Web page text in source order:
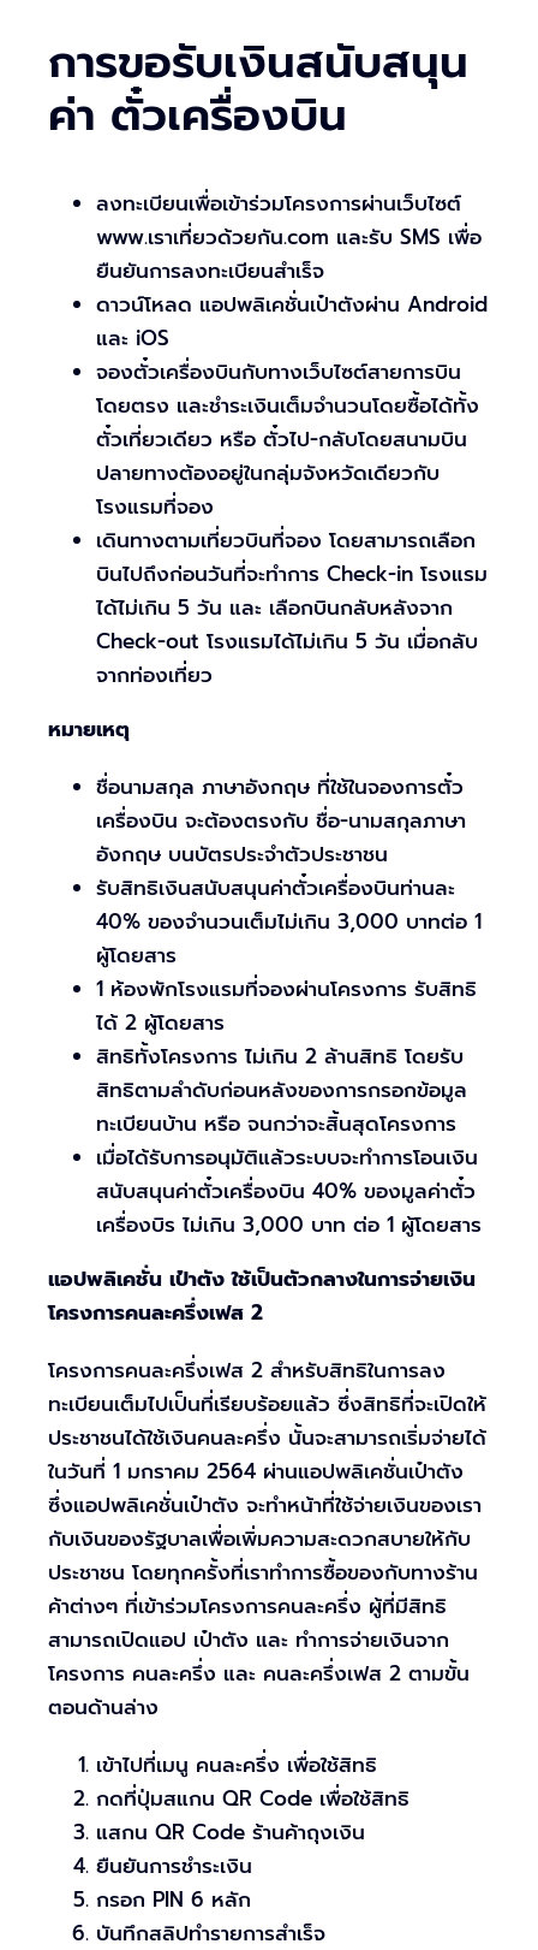
การขอรับเงินสนับสนุน
ค่า ตั๋วเครื่องบิน
ลงทะเบียนเพื่อเข้าร่วมโครงการผ่านเว็บไซต์
www.เราเที่ยวด้วยกัน.com และรับ SMS เพื่อ
ยืนยันการลงทะเบียนสำเร็จ
ดาวน์โหลด แอปพลิเคชั่นเป๋าตังผ่าน Android
และ iOS
จองตั๋วเครื่องบินกับทางเว็บไซต์สายการบิน
โดยตรง และชำระเงินเต็มจำนวนโดยซื้อได้ทั้ง
ตั๋วเที่ยวเดียว หรือ ตั๋วไป-กลับโดยสนามบิน
ปลายทางต้องอยู่ในกลุ่มจังหวัดเดียวกับ
โรงแรมที่จอง
เดินทางตามเที่ยวบินที่จอง โดยสามารถเลือก
บินไปถึงก่อนวันที่จะทำการ Check-in โรงแรม
ได้ไม่เกิน 5 วัน และ เลือกบินกลับหลังจาก
Check-out โรงแรมได้ไม่เกิน 5 วัน เมื่อกลับ
จากท่องเที่ยว
หมายเหตุ
ชื่อนามสกุล ภาษาอังกฤษ ที่ใช้ในจองการตั๋ว
เครื่องบิน จะต้องตรงกับ ชื่อ-นามสกุลภาษา
อังกฤษ บนบัตรประจำตัวประชาชน
รับสิทธิเงินสนับสนุนค่าตั๋วเครื่องบินท่านละ
40% ของจำนวนเต็มไม่เกิน 3,000 บาทต่อ 1
ผู้โดยสาร
1 ห้องพักโรงแรมที่จองผ่านโครงการ รับสิทธิ
ได้ 2 ผู้โดยสาร
สิทธิทั้งโครงการ ไม่เกิน 2 ล้านสิทธิ โดยรับ
สิทธิตามลำดับก่อนหลังของการกรอกข้อมูล
ทะเบียนบ้าน หรือ จนกว่าจะสิ้นสุดโครงการ
เมื่อได้รับการอนุมัติแล้วระบบจะทำการโอนเงิน
สนับสนุนค่าตั๋วเครื่องบิน 40% ของมูลค่าตั๋ว
เครื่องบิร ไม่เกิน 3,000 บาท ต่อ 1 ผู้โดยสาร
แอปพลิเคชั่น เป๋าตัง ใช้เป็นตัวกลางในการจ่ายเงิน
โครงการคนละครึ่งเฟส 2
โครงการคนละครึ่งเฟส 2 สำหรับสิทธิในการลง
ทะเบียนเต็มไปเป็นที่เรียบร้อยแล้ว ซึ่งสิทธิที่จะเปิดให้
ประชาชนได้ใช้เงินคนละครึ่ง นั้นจะสามารถเริ่มจ่ายได้
ในวันที่ 1 มกราคม 2564 ผ่านแอปพลิเคชั่นเป๋าตัง
ซึ่งแอปพลิเคชั่นเป๋าตัง จะทำหน้าที่ใช้จ่ายเงินของเรา
กับเงินของรัฐบาลเพื่อเพิ่มความสะดวกสบายให้กับ
ประชาชน โดยทุกครั้งที่เราทำการซื้อของกับทางร้าน
ค้าต่างๆ ที่เข้าร่วมโครงการคนละครึ่ง ผู้ที่มีสิทธิ
สามารถเปิดแอป เป๋าตัง และ ทำการจ่ายเงินจาก
โครงการ คนละครึ่ง และ คนละครึ่งเฟส 2 ตามขั้น
ตอนด้านล่าง
เข้าไปที่เมนู คนละครึ่ง เพื่อใช้สิทธิ
กดที่ปุ่มสแกน QR Code เพื่อใช้สิทธิ
แสกน QR Code ร้านค้าถุงเงิน
ยืนยันการชำระเงิน
กรอก PIN 6 หลัก
บันทึกสลิปทำรายการสำเร็จ